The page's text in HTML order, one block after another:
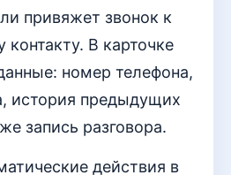
привяжет звонок к
В карточке
номер телефона,
история предыдущих
запись разговора.
действия в